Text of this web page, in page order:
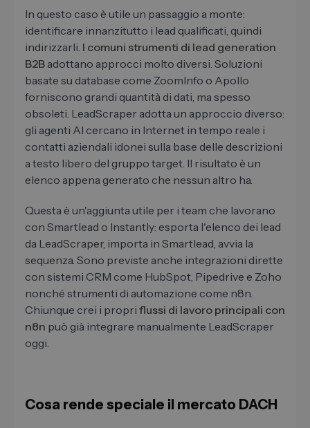
In questo caso è utile un passaggio a monte:
identificare innanzitutto i lead qualificati, quindi
indirizzarli. I comuni strumenti di lead generation
B2B adottano approcci molto diversi. Soluzioni
basate su database come ZoomInfo o Apollo
forniscono grandi quantità di dati, ma spesso
obsoleti. LeadScraper adotta un approccio diverso:
gli agenti AI cercano in Internet in tempo reale i
contatti aziendali idonei sulla base delle descrizioni
a testo libero del gruppo target. Il risultato è un
elenco appena generato che nessun altro ha.
Questa è un'aggiunta utile per i team che lavorano
con Smartlead o Instantly: esporta l'elenco dei lead
da LeadScraper, importa in Smartlead, avvia la
sequenza. Sono previste anche integrazioni dirette
con sistemi CRM come HubSpot, Pipedrive e Zoho
nonché strumenti di automazione come n8n.
Chiunque crei i propri flussi di lavoro principali con
n8n può già integrare manualmente LeadScraper
oggi.
Cosa rende speciale il mercato DACH